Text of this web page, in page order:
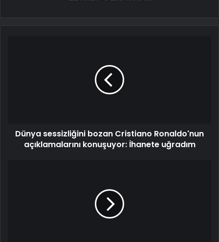
Dünya sessizliğini bozan Cristiano Ronaldo'nun
açıklamalarını konuşuyor: İhanete uğradım